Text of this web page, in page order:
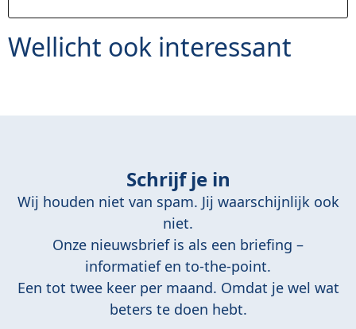
Wellicht ook interessant
Schrijf je in
Wij houden niet van spam. Jij waarschijnlijk ook
niet.
Onze nieuwsbrief is als een briefing –
informatief en to-the-point.
Een tot twee keer per maand. Omdat je wel wat
beters te doen hebt.